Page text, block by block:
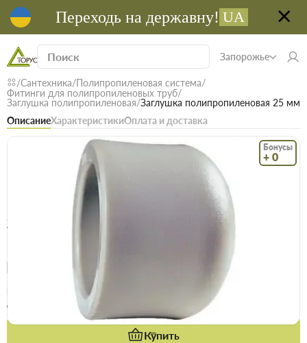
Переходь на державну! UA
Запорожье
Сантехника Полипропиленовая система
Фитинги для полипропиленовых труб
Заглушка полипропиленовая Заглушка полипропиленовая 25 мм
ОписаниеХарактеристикиОплата и доставка
Бонусы
+ 0
Код: 14349
Заглушка полипропиленовая 25 мм
Безкоштовна доставка! Від 15000 грн Доставка НП
4.9 грн 4.5 грн
Купить